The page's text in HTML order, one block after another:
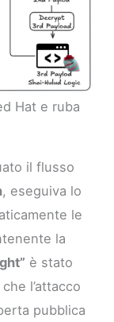
Hat e ruba
il flusso
, eseguiva lo
le
la
è stato
l’attacco
pubblica